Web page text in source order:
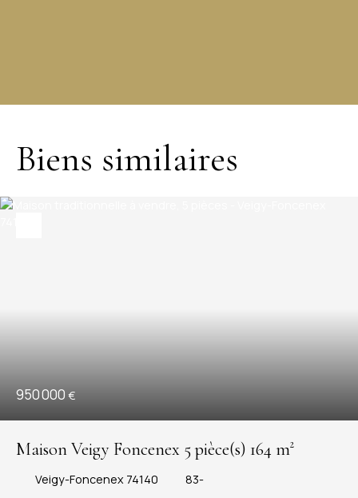
Biens similaires
950 000 €
Maison Veigy Foncenex 5 pièce(s) 164 m²
Veigy-Foncenex 74140
83-